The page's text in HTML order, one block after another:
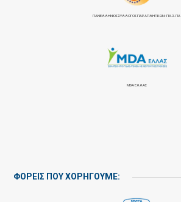
ΠΑΝΕΛΛΉΝΙΟΣ ΣΎΛΛΟΓΟΣ ΠΑΡΑΠΛΗΓΙΚΏΝ: ΠΑ.Σ.ΠΑ
MDA ΕΛΛΑΣ
ΦΟΡΕΙΣ ΠΟΥ ΧΟΡΗΓΟΥΜΕ: